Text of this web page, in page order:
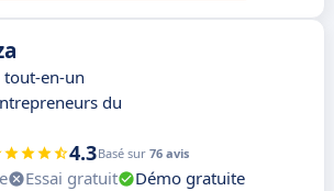
tout-en-un
du
4.3Basé sur 76 avis
Essai gratuit
Démo gratuite